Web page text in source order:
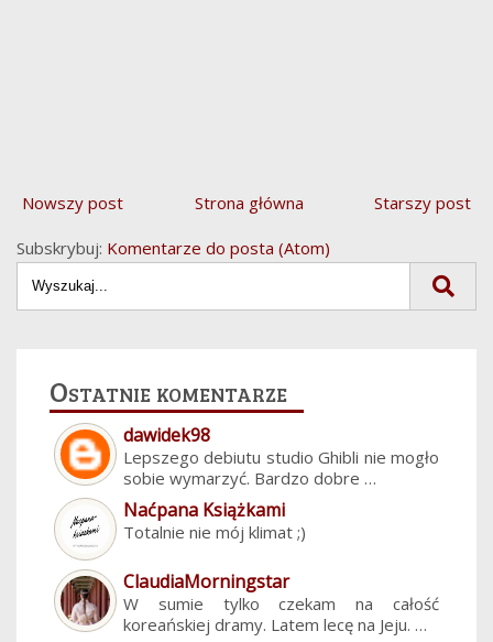
Nowszy post Starszy post
Strona główna
Subskrybuj: Komentarze do posta (Atom)
Ostatnie komentarze
dawidek98
Lepszego debiutu studio Ghibli nie mogło
sobie wymarzyć. Bardzo dobre …
Naćpana Książkami
Totalnie nie mój klimat ;)
ClaudiaMorningstar
W sumie tylko czekam na całość
koreańskiej dramy. Latem lecę na Jeju. …